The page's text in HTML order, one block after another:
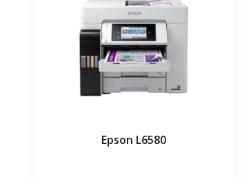
Epson L6580